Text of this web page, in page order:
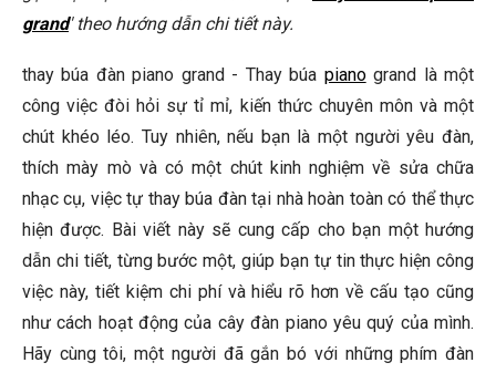
gỗ chuyên dụng không?
Làm thế nào để biết búa đàn đã được điều chỉnh đúng
cách?
🎹 Sản Phẩm Piano Nổi Bật Tại Elite Piano
Kết Luận
grand' theo hướng dẫn chi tiết này.
thay búa đàn piano grand - Thay búa pianogrand là một
công việc đòi hỏi sự tỉ mỉ, kiến thức chuyên môn và một
chút khéo léo. Tuy nhiên, nếu bạn là một người yêu đàn,
thích mày mò và có một chút kinh nghiệm về sửa chữa
nhạc cụ, việc tự thay búa đàn tại nhà hoàn toàn có thể thực
hiện được. Bài viết này sẽ cung cấp cho bạn một hướng
dẫn chi tiết, từng bước một, giúp bạn tự tin thực hiện công
việc này, tiết kiệm chi phí và hiểu rõ hơn về cấu tạo cũng
như cách hoạt động của cây đàn piano yêu quý của mình.
Hãy cùng tôi, một người đã gắn bó với những phím đàn